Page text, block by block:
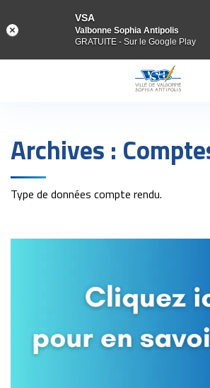
Archives :
Type de données compte rendu.
VSA
Valbonne Sophia Antipolis
GRATUITE - Sur le Google Play